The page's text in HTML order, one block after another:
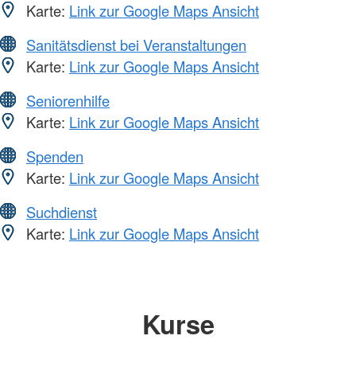
Karte: Link zur Google Maps Ansicht
Sanitätsdienst bei Veranstaltungen
Karte: Link zur Google Maps Ansicht
Seniorenhilfe
Karte: Link zur Google Maps Ansicht
Spenden
Karte: Link zur Google Maps Ansicht
Suchdienst
Karte: Link zur Google Maps Ansicht
Kurse